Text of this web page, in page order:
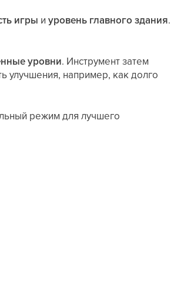
игры иуровень главного здания.
уровни. Инструмент затем
улучшения, например, как долго
режим для лучшего